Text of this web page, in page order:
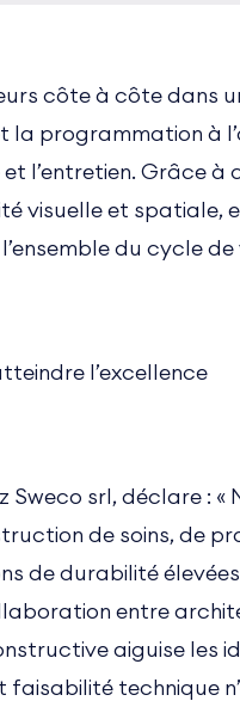
côte à côte dans
la programmation à
l’entretien. Grâce
visuelle et spatiale,
du cycle de
l’excellence
Sweco srl, déclare :
de soins, de
de durabilité
entre
aiguise les
faisabilité technique